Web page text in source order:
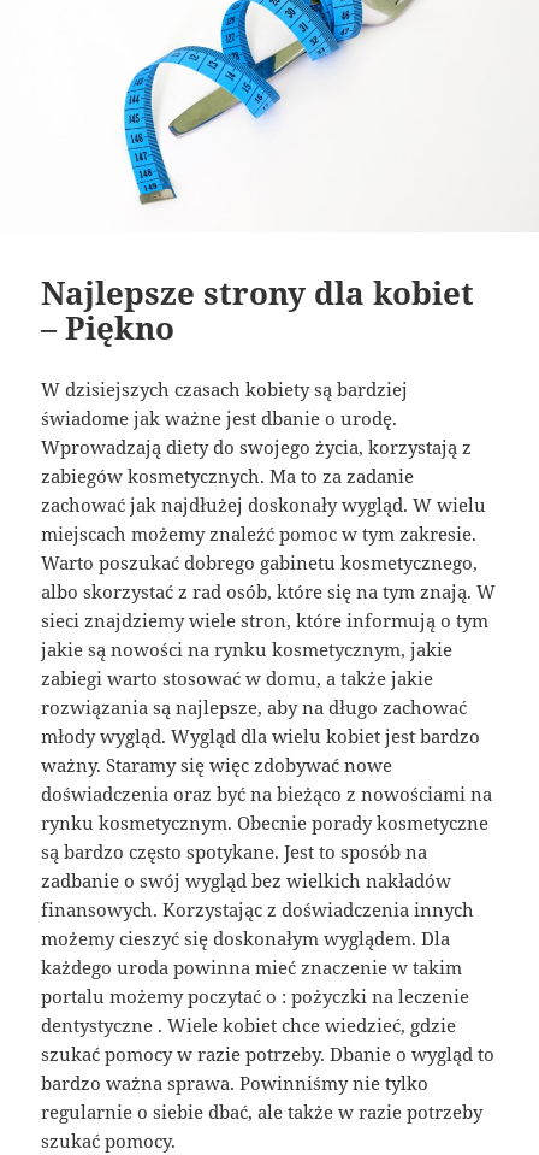
Najlepsze strony dla kobiet
– Piękno
W dzisiejszych czasach kobiety są bardziej
świadome jak ważne jest dbanie o urodę.
Wprowadzają diety do swojego życia, korzystają z
zabiegów kosmetycznych. Ma to za zadanie
zachować jak najdłużej doskonały wygląd. W wielu
miejscach możemy znaleźć pomoc w tym zakresie.
Warto poszukać dobrego gabinetu kosmetycznego,
albo skorzystać z rad osób, które się na tym znają. W
sieci znajdziemy wiele stron, które informują o tym
jakie są nowości na rynku kosmetycznym, jakie
zabiegi warto stosować w domu, a także jakie
rozwiązania są najlepsze, aby na długo zachować
młody wygląd. Wygląd dla wielu kobiet jest bardzo
ważny. Staramy się więc zdobywać nowe
doświadczenia oraz być na bieżąco z nowościami na
rynku kosmetycznym. Obecnie porady kosmetyczne
są bardzo często spotykane. Jest to sposób na
zadbanie o swój wygląd bez wielkich nakładów
finansowych. Korzystając z doświadczenia innych
możemy cieszyć się doskonałym wyglądem. Dla
każdego uroda powinna mieć znaczenie w takim
portalu możemy poczytać o : pożyczki na leczenie
dentystyczne . Wiele kobiet chce wiedzieć, gdzie
szukać pomocy w razie potrzeby. Dbanie o wygląd to
bardzo ważna sprawa. Powinniśmy nie tylko
regularnie o siebie dbać, ale także w razie potrzeby
szukać pomocy.